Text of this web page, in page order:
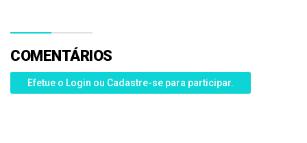
COMENTÁRIOS
Efetue o Login ou Cadastre-se para participar.